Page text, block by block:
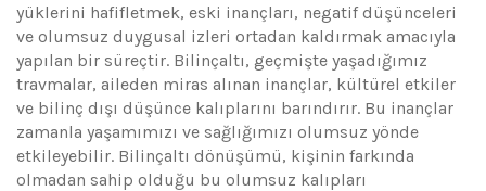
yüklerini hafifletmek, eski inançları, negatif düşünceleri
ve olumsuz duygusal izleri ortadan kaldırmak amacıyla
yapılan bir süreçtir. Bilinçaltı, geçmişte yaşadığımız
travmalar, aileden miras alınan inançlar, kültürel etkiler
ve bilinç dışı düşünce kalıplarını barındırır. Bu inançlar
zamanla yaşamımızı ve sağlığımızı olumsuz yönde
etkileyebilir. Bilinçaltı dönüşümü, kişinin farkında
olmadan sahip olduğu bu olumsuz kalıpları